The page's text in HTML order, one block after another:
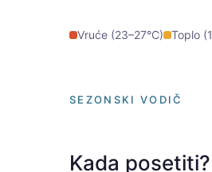
Vruće (23–27°C) Toplo
SEZONSKI VODIČ
Kada posetiti?